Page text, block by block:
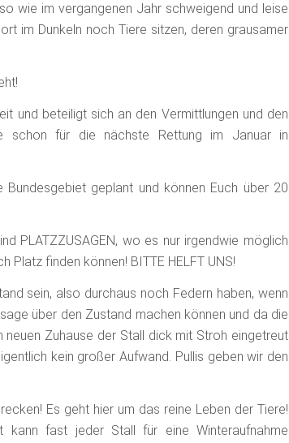
wie im vergangenen Jahr schweigend und leise
im Dunkeln noch Tiere sitzen, deren grausamer
und beteiligt sich an den Vermittlungen und den
schon für die nächste Rettung im Januar in
geplant und können Euch über 20
PLATZZUSAGEN, wo es nur irgendwie möglich
Platz finden können! BITTE HELFT UNS!
sein, also durchaus noch Federn haben, wenn
über den Zustand machen können und da die
Zuhause der Stall dick mit Stroh eingetreut
kein großer Aufwand. Pullis geben wir den
Es geht hier um das reine Leben der Tiere!
kann fast jeder Stall für eine Winteraufnahme